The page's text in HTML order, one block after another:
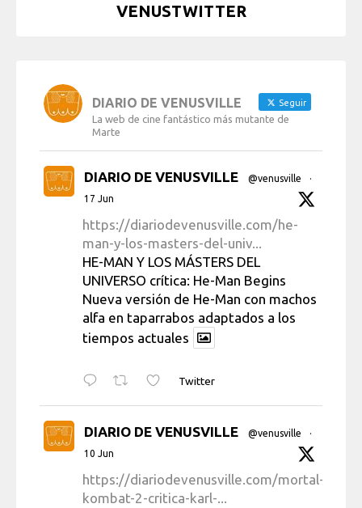
VENUSTWITTER
DIARIO DE VENUSVILLE Seguir
La web de cine fantástico más mutante de
Marte
DIARIO DE VENUSVILLE @venusville
·
17 Jun
https://diariodevenusville.com/he-
man-y-los-masters-del-univ...
HE-MAN Y LOS MÁSTERS DEL
UNIVERSO crítica: He-Man Begins
Nueva versión de He-Man con machos
alfa en taparrabos adaptados a los
tiempos actuales
Twitter
DIARIO DE VENUSVILLE @venusville
·
10 Jun
https://diariodevenusville.com/mortal-
kombat-2-critica-karl-...